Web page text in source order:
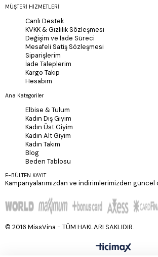
MÜŞTERİ HİZMETLERİ
Canlı Destek
KVKK & Gizlilik Sözleşmesi
Değişim ve İade Süreci
Mesafeli Satiş Sözleşmesi
Siparişlerim
İade Taleplerim
Kargo Takip
Hesabım
Ana Kategoriler
Elbise & Tulum
Kadın Dış Giyim
Kadın Üst Giyim
Kadın Alt Giyim
Kadın Takım
Blog
Beden Tablosu
E-BÜLTEN KAYIT
Kampanyalarımızdan ve indirimlerimizden
© 2016 MissVina - TÜM HAKLARI SAKLIDIR.